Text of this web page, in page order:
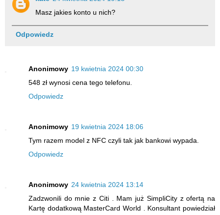
Masz jakies konto u nich?
Odpowiedz
Anonimowy 19 kwietnia 2024 00:30
548 zł wynosi cena tego telefonu.
Odpowiedz
Anonimowy 19 kwietnia 2024 18:06
Tym razem model z NFC czyli tak jak bankowi wypada.
Odpowiedz
Anonimowy 24 kwietnia 2024 13:14
Zadzwonili do mnie z Citi . Mam już SimpliCity z ofertą na
Kartę dodatkową MasterCard World . Konsultant powiedział